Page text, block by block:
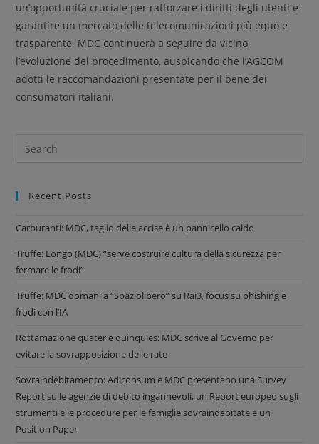
un’opportunità cruciale per rafforzare i diritti degli utenti e
garantire un mercato delle telecomunicazioni più equo e
trasparente. MDC continuerà a seguire da vicino
l’evoluzione del procedimento, auspicando che l’AGCOM
adotti le raccomandazioni presentate per il bene dei
consumatori italiani.
Recent Posts
Carburanti: MDC, taglio delle accise è un pannicello caldo
Truffe: Longo (MDC) “serve costruire cultura della sicurezza per
fermare le frodi”
Truffe: MDC domani a “Spaziolibero” su Rai3, focus su phishing e
frodi con l’IA
Rottamazione quater e quinquies: MDC scrive al Governo per
evitare la sovrapposizione delle rate
Sovraindebitamento: Adiconsum e MDC presentano una Survey
Report sulle agenzie di debito ingannevoli, un Report europeo sugli
strumenti e le procedure per le famiglie sovraindebitate e un
Position Paper